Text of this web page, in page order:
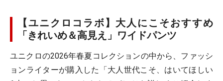
【ユニクロコラボ】大人にこそおすすめ
「きれいめ＆高見え」ワイドパンツ
ユニクロの2026年春夏コレクションの中から、ファッシ
ョンライターが購入した「大人世代こそ、はいてほしい